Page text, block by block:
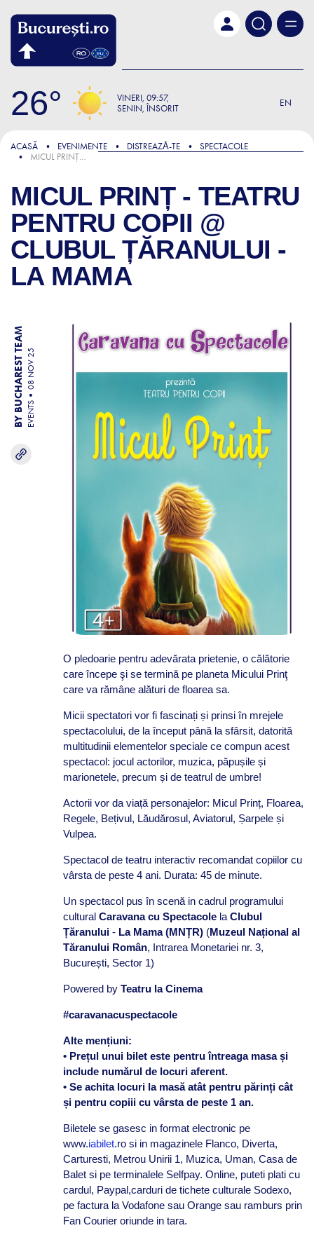
26 VINERI 09:57
SENIN, ÎNSORIT
EN
ACASĂ EVENIMENTE DISTREAZǍ-TE
SPECTACOLE
MICUL PRINȚ - TEATRU PENTRU COPII @ CLUBUL ȚĂRANULUI - LA MAMA
MICUL PRINȚ - TEATRU
PENTRU COPII @
CLUBUL ȚĂRANULUI -
LA MAMA
BY BUCHAREST TEAM EVENTS
08 NOV 25
O pledoarie pentru adevărata prietenie, o călătorie
care începe şi se termină pe planeta Micului Prinţ
care va rămâne alături de floarea sa.
Micii spectatori vor fi fascinați și prinsi în mrejele
spectacolului, de la început până la sfârsit, datorită
multitudinii elementelor speciale ce compun acest
spectacol: jocul actorilor, muzica, păpușile și
marionetele, precum și de teatrul de umbre!
Actorii vor da viață personajelor: Micul Prinț, Floarea,
Regele, Bețivul, Lăudărosul, Aviatorul, Șarpele și
Vulpea.
Spectacol de teatru interactiv recomandat copiilor cu
vârsta de peste 4 ani. Durata: 45 de minute.
Un spectacol pus în scenă in cadrul programului
cultural Caravana cu Spectacole la Clubul
Țăranului-La Mama (MNȚR) (Muzeul Național al
Tăranului Român, Intrarea Monetariei nr. 3,
București, Sector 1)
Powered by Teatru la Cinema
#caravanacuspectacole
Alte mențiuni:
• Prețul unui bilet este pentru întreaga masa și
include numărul de locuri aferent.
• Se achita locuri la masă atât pentru părinți cât
și pentru copiii cu vârsta de peste 1 an.
Biletele se gasesc in format electronic pe
www.iabilet.ro si in magazinele Flanco, Diverta,
Carturesti, Metrou Unirii 1, Muzica, Uman, Casa de
Balet si pe terminalele Selfpay. Online, puteti plati cu
cardul, Paypal,carduri de tichete culturale Sodexo,
pe factura la Vodafone sau Orange sau ramburs prin
Fan Courier oriunde in tara.